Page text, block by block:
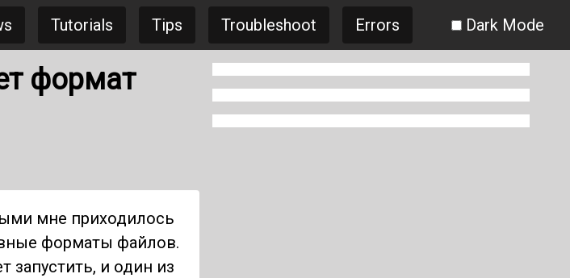
Tutorials Tips Troubleshoot Errors Dark Mode
формат
мне приходилось
форматы файлов.
и один из